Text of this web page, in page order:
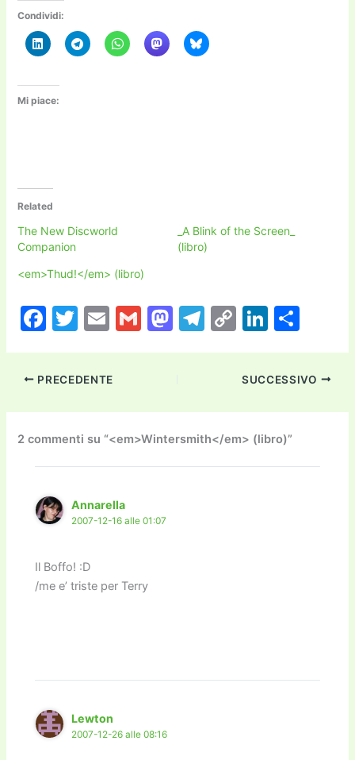
Condividi:
Mi piace:
Related
The New Discworld
Companion
_A Blink of the Screen_
(libro)
<em>Thud!</em> (libro)
F
c
e
b
o
o
k
T
itt
er
E
ai
l
G
M
d
o
n
T
a
m
C
p
y
Li
n
k
Li
k
e
dI
n
n
di
vi
PRECEDENTE SUCCESSIVO
2 commenti su “<em>Wintersmith</em> (libro)”
Annarella
2007-12-16 alle 01:07
Il Boffo! :D
/me e’ triste per Terry
Lewton
2007-12-26 alle 08:16